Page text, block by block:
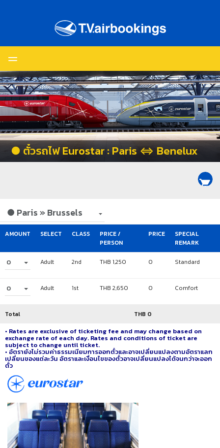
● ตั๋วรถไฟ Eurostar : Paris ⇔ Benelux
shopping_cart
● Paris » Brussels
AMOUNT SELECT CLASS
PRICE /
PERSON
PRICE
SPECIAL
REMARK
0 Adult 2nd THB 1,250 0 Standard
0 Adult 1st THB 2,650 0 Comfort
Total THB 0
• Rates are exclusive of ticketing fee and may change based on
exchange rate of each day. Rates and conditions of ticket are
subject to change until ticket.
• อัตรายังไม่รวมค่าธรรมเนียมการออกตั๋วและอาจเปลี่ยนแปลงตามอัตราแลก
เปลี่ยนของแต่ละวัน อัตราและเงื่อนไขของตั๋วอาจเปลี่ยนแปลงได้จนกว่าจะออก
ตั๋ว